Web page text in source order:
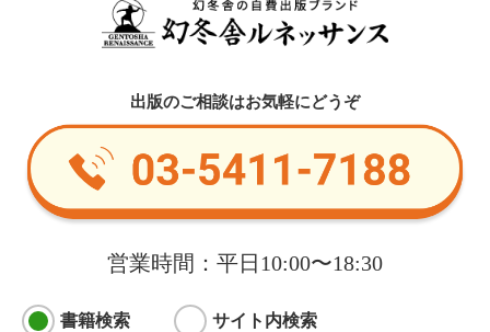
出版のご相談はお気軽にどうぞ
営業時間：平日10:00〜18:30
書籍検索 サイト内検索